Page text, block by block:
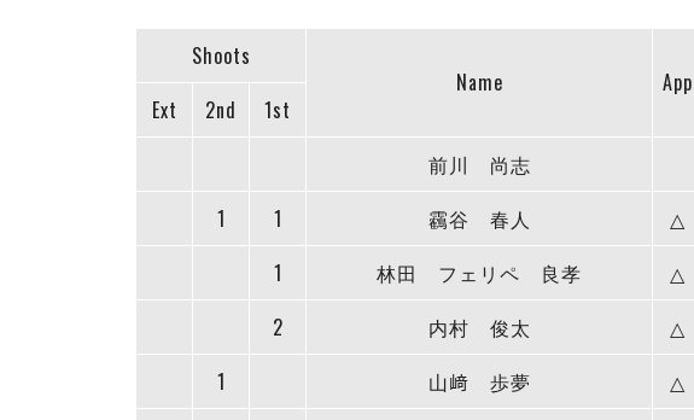
Shoots
Name
App
Ext
2nd
1st
前川 尚志
1
1 靏谷 春人 △
1
林田 フェリペ 良孝 △
2
内村 俊太 △
1
山﨑 歩夢 △